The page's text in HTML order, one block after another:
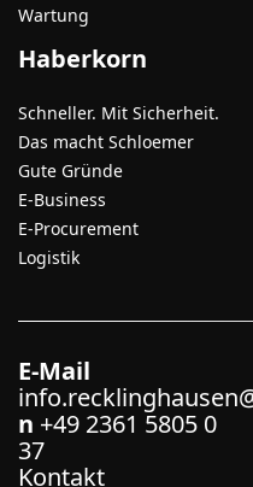
Wartung
Haberkorn
Schneller. Mit Sicherheit.
Das macht Schloemer
Gute Gründe
E-Business
E-Procurement
Logistik
E-Mail
n +49 2361 5805 0
37
Kontakt